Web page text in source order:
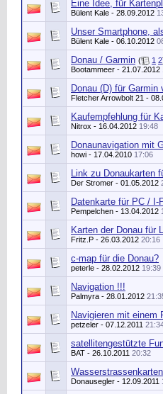
Eine Idee, für
Bülent Kale - 28.09.2012
Unser Smartphone,
Bülent Kale - 06.10.2012
Donau / Garmin ( 1 2
Bootammeer - 21.07.2012
Donau (D) für Garmin
Fletcher Arrowbolt 21 -
Kaufempfehlung für
Nitrox - 16.04.2012 19:48
Donaunavigation mit
howi - 17.04.2010 17:06
Link zu Donaukarten
Der Stromer - 01.05.2012
Datenkarte für PC / I-
Pempelchen - 13.04.2012
Karten der Donau für
Fritz.P - 26.03.2012 20:16
c-map für die Donau?
peterle - 28.02.2012 19:39
Navigation !!!
Palmyra - 28.01.2012
Navigieren mit einem
petzeler - 07.12.2011
satellitengestützte
BAT - 26.10.2011 20:32
Wasserstrassenkarten
Donausegler - 12.09.2011